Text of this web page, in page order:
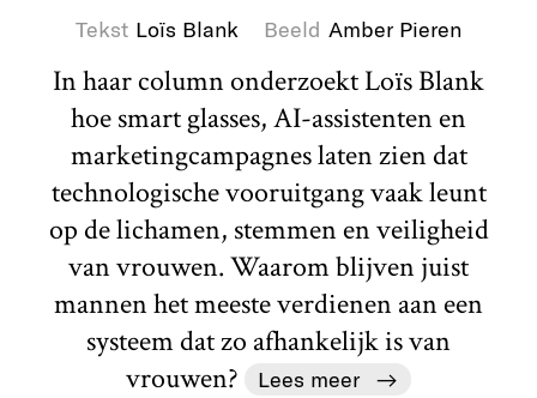
Tekst Loïs Blank Beeld Amber Pieren
In haar column onderzoekt Loïs Blank
hoe smart glasses, AI-assistenten en
marketingcampagnes laten zien dat
technologische vooruitgang vaak leunt
op de lichamen, stemmen en veiligheid
van vrouwen. Waarom blijven juist
mannen het meeste verdienen aan een
systeem dat zo afhankelijk is van
vrouwen?
Lees meer